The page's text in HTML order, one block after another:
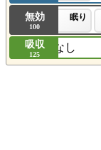
無効
100
眠り
吸収
125
なし